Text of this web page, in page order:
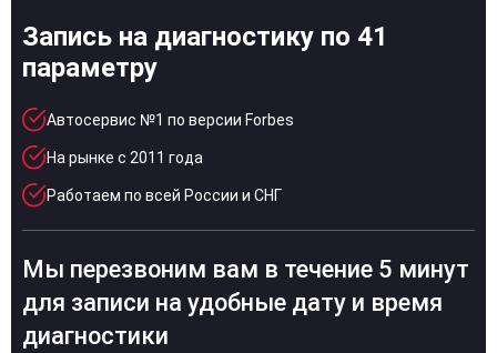
Запись на диагностику по 41
параметру
Автосервис №1 по версии Forbes
На рынке с 2011 года
Работаем по всей России и СНГ
Мы перезвоним вам в течение 5 минут
для записи на удобные дату и время
диагностики